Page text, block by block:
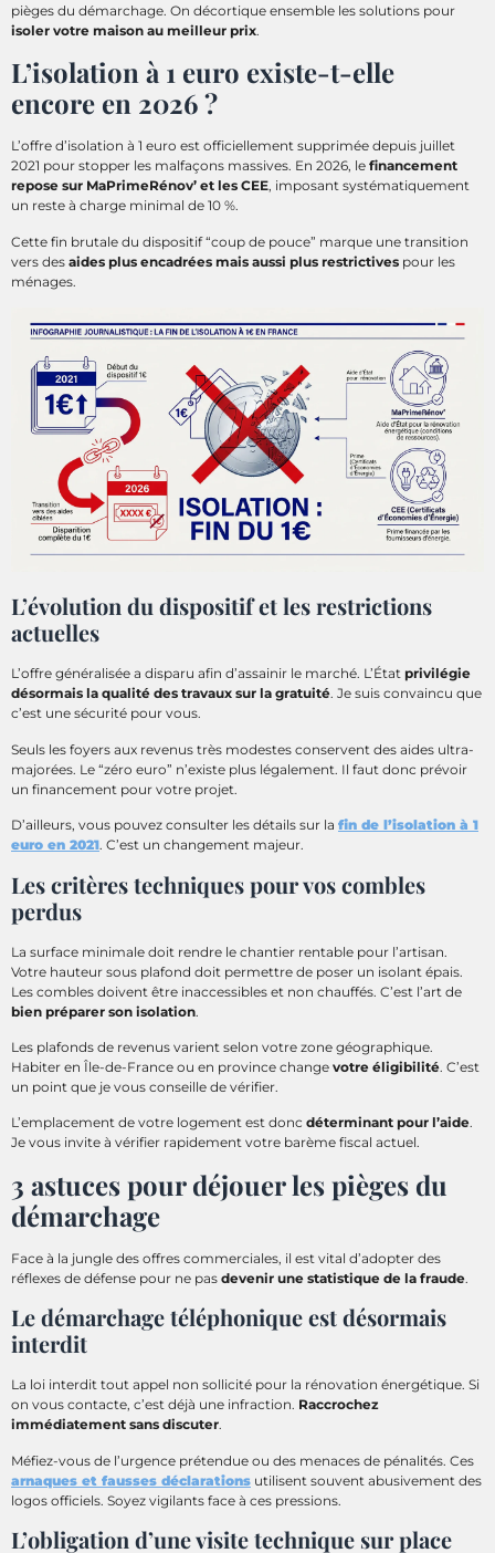
pièges du démarchage. On décortique ensemble les solutions pour
isoler votre maison au meilleur prix.
L’isolation à 1 euro existe-t-elle
encore en 2026 ?
L’offre d’isolation à 1 euro est officiellement supprimée depuis juillet
2021 pour stopper les malfaçons massives. En 2026, le financement
repose sur MaPrimeRénov’ et les CEE, imposant systématiquement
un reste à charge minimal de 10 %.
Cette fin brutale du dispositif “coup de pouce” marque une transition
vers des aides plus encadrées mais aussi plus restrictives pour les
ménages.
L’évolution du dispositif et les restrictions
actuelles
L’offre généralisée a disparu afin d’assainir le marché. L’État privilégie
désormais la qualité des travaux sur la gratuité. Je suis convaincu que
c’est une sécurité pour vous.
Seuls les foyers aux revenus très modestes conservent des aides ultra-
majorées. Le “zéro euro” n’existe plus légalement. Il faut donc prévoir
un financement pour votre projet.
D’ailleurs, vous pouvez consulter les détails sur la fin de l’isolation à 1
euro en 2021. C’est un changement majeur.
Les critères techniques pour vos combles
perdus
La surface minimale doit rendre le chantier rentable pour l’artisan.
Votre hauteur sous plafond doit permettre de poser un isolant épais.
Les combles doivent être inaccessibles et non chauffés. C’est l’art de
bien préparer son isolation.
Les plafonds de revenus varient selon votre zone géographique.
Habiter en Île-de-France ou en province change votre éligibilité. C’est
un point que je vous conseille de vérifier.
L’emplacement de votre logement est donc déterminant pour l’aide.
Je vous invite à vérifier rapidement votre barème fiscal actuel.
3 astuces pour déjouer les pièges du
démarchage
Face à la jungle des offres commerciales, il est vital d’adopter des
réflexes de défense pour ne pas devenir une statistique de la fraude.
Le démarchage téléphonique est désormais
interdit
La loi interdit tout appel non sollicité pour la rénovation énergétique. Si
on vous contacte, c’est déjà une infraction. Raccrochez
immédiatement sans discuter.
Méfiez-vous de l’urgence prétendue ou des menaces de pénalités. Ces
arnaques et fausses déclarations utilisent souvent abusivement des
logos officiels. Soyez vigilants face à ces pressions.
L’obligation d’une visite technique sur place